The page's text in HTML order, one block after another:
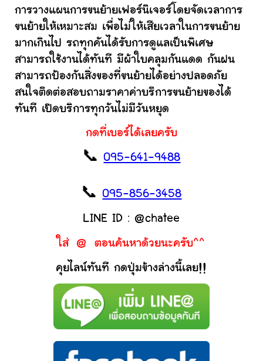
การวางแผนการขนย้ายเฟอร์นิเจอร์โดยจัดเวลาการ
ขนย้ายให้เหมาะสม เพื่อไม่ให้เสียเวลาในการขนย้าย
มากเกินไป รถทุกคันได้รับการดูแลเป็นพิเศษ
สามารถใช้งานได้ทันที มีผ้าใบคลุมกันแดด กันฝน
สามารถป้องกันสิ่งของที่ขนย้ายได้อย่างปลอดภัย
สนใจติดต่อสอบถามราคาค่าบริการขนย้ายของได้
ทันที เปิดบริการทุกวันไม่มีวันหยุด
กดที่เบอร์ได้เลยครับ
📞095-641-9488
📞095-856-3458
LINE ID : @chatee
ใส่ @ ตอนค้นหาด้วยนะครับ^^
คุยไลน์ทันที กดปุ่มข้างล่างนี้เลย!!